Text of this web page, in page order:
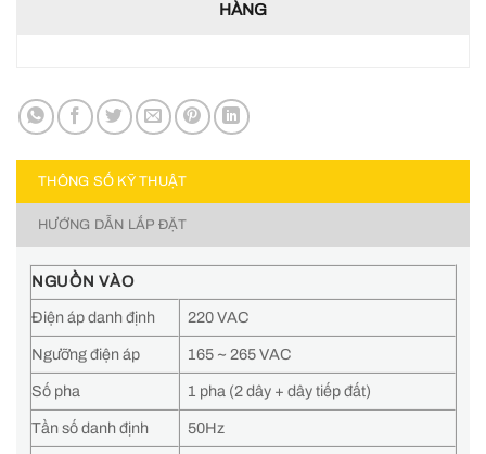
HÀNG
THÔNG SỐ KỸ THUẬT
HƯỚNG DẪN LẮP ĐẶT
NGUỒN VÀO
Điện áp danh định 220 VAC
Ngưỡng điện áp 165 ~ 265 VAC
Số pha 1 pha (2 dây + dây tiếp đất)
Tần số danh định 50Hz